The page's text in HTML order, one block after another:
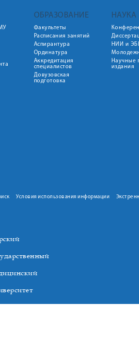
ОБРАЗОВАНИЕ
Факультеты
Расписания занятий
Аспирантура
Ординатура
Аккредитация
специалистов
Довузовская
подготовка
НАУКА
НИИ и
Научные
издания
Условия использования информации